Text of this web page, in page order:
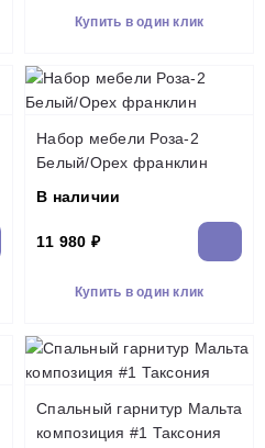
Купить в один клик
Набор мебели Роза-2
Белый/Орех франклин
В наличии
11 980 ₽
Купить в один клик
Спальный гарнитур Мальта
композиция #1 Таксония